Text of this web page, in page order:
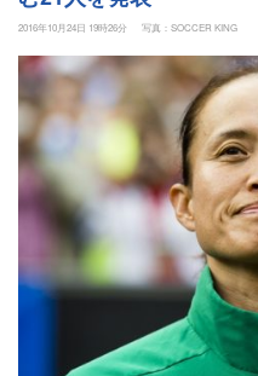
2016年10月24日 19時26分
写真：SOCCER KING